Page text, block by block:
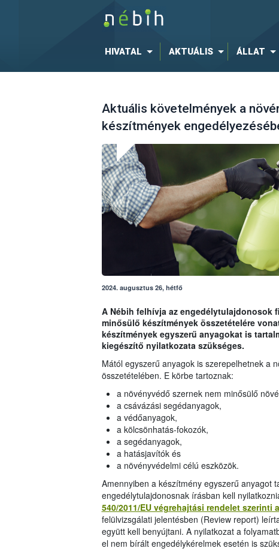
HIVATAL AKTUÁLIS ÁLLAT
Aktuális követelmények a
készítmények
2024. augusztus 26, hétfő
A Nébih felhívja az engedélytulajdonosok
minősülő készítmények összetételére
készítmények egyszerű anyagokat is
kiegészítő nyilatkozata szükséges.
Mától egyszerű anyagok is szerepelhetnek a
összetételében. E körbe tartoznak:
a növényvédő szernek nem minősülő
a csávázási segédanyagok,
a védőanyagok,
a kölcsönhatás-fokozók,
a segédanyagok,
a hatásjavítók és
a növényvédelmi célú eszközök.
Amennyiben a készítmény egyszerű anyagot
engedélytulajdonosnak írásban kell
540/2011/EU végrehajtási rendelet szerinti
felülvizsgálati jelentésben (Review report)
együtt kell benyújtani. A nyilatkozat a
el nem bírált engedélykérelmek esetén is